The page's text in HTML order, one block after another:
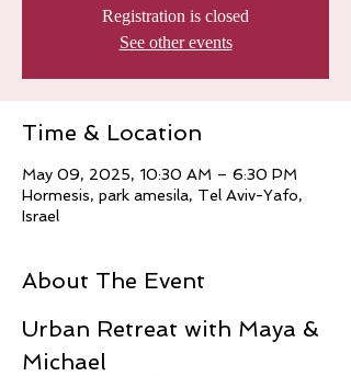
Registration is closed
See other events
Time & Location
May 09, 2025, 10:30 AM – 6:30 PM
Hormesis, park amesila, Tel Aviv-Yafo,
Israel
About The Event
Urban Retreat with Maya &
Michael